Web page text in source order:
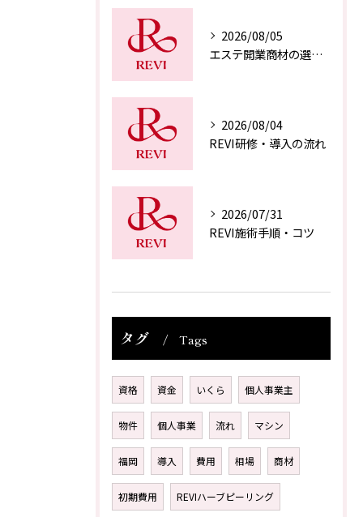
2026/08/05
エステ開業商材の選び方
2026/08/04
REVI研修・導入の流れ
2026/07/31
REVI施術手順・コツ
タグ Tags
資格 資金 いくら 個人事業主
物件 個人事業 流れ マシン
福岡 導入 費用 相場 商材
初期費用 REVIハーブピーリング